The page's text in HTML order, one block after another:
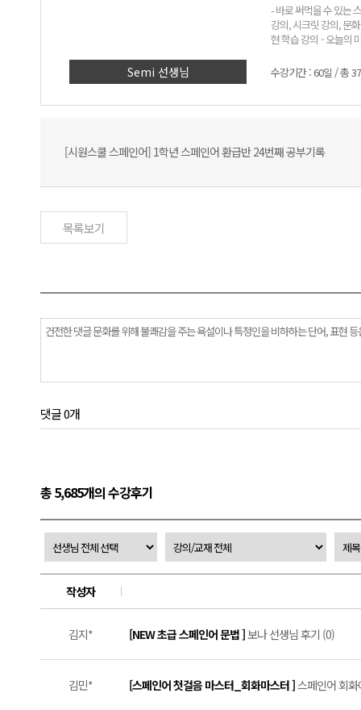
Semi 선생님
- 바로 써먹을 수 있는 스페인어! - 어려운 문법은 NO! 쉽고 재미있는 표
강의, 시크릿 강의, 문화 알기 코너까지! - Semi쌤만 믿고
현 학습 강의 - 오늘의 미
에 입력된 실생활 회화
인어에 대한 자신감
수강기간 : 60일 / 총
[시원스쿨 스페인어] 1학년 스페인어 환급반 24번째 공부기록
목록보기
댓글 0개
총 5,685개의 수강후기
작성자
김지* [NEW 초급 스페인어 문법 ]보나 선생님 후기 (0)
김민* [스페인어 첫걸음 마스터_회화마스터 ]스페인어 회